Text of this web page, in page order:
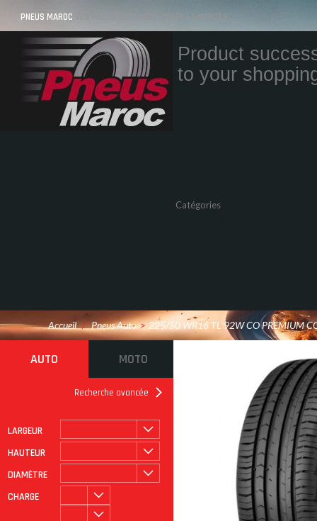
PNEUS MAROC VOS PNEUS AU MAROC LIVRÉS ET MONTÉS
Product
to your
Catégories
Accueil / Pneus Auto > 225/50 WR16 TL 92W CO PREMIUM
AUTO MOTO
Recherche avancée
LARGEUR
HAUTEUR
DIAMÈTRE
CHARGE
ROULAGE À PLAT